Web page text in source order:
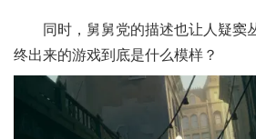
同时，舅舅党的描述也让人疑窦
终出来的游戏到底是什么模样？